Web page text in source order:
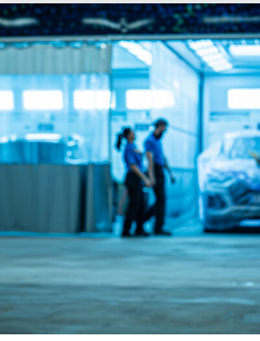
KANNATTAA
EPÄILLÄ
VIKAA?